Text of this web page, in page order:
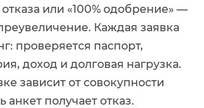
или «100% одобрение» —
Каждая заявка
проверяется паспорт,
доход и долговая нагрузка.
зависит от совокупности
анкет получает отказ.